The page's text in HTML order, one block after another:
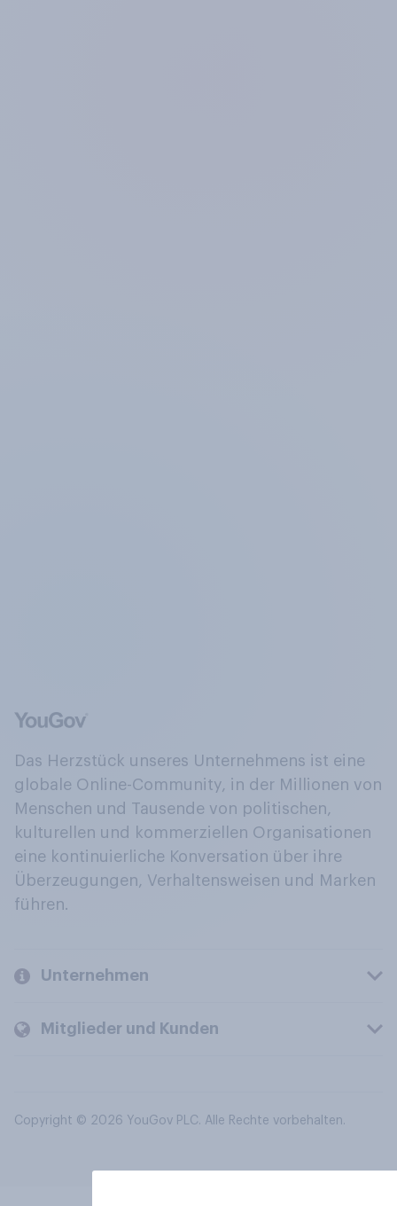
Das Herzstück unseres Unternehmens ist eine
globale Online-Community, in der Millionen von
Menschen und Tausende von politischen,
kulturellen und kommerziellen Organisationen
eine kontinuierliche Konversation über ihre
Überzeugungen, Verhaltensweisen und Marken
führen.
Unternehmen
Mitglieder und Kunden
Copyright © 2026 YouGov PLC. Alle Rechte vorbehalten.